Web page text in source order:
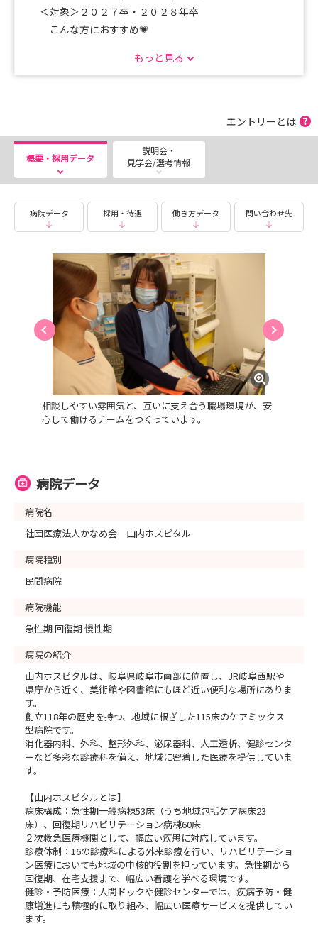
＜対象＞２０２７卒・２０２８年卒
こんな方におすすめ💗
・病棟の雰囲気が知りたい。
・病院内見学
・先輩看護師と病棟看護を体験
・先輩看護師との交流
す。
＜持ち物＞実習着・ナースシューズ
🌻2027年度採用の職員採用試験の受付中です。当院宛に
履歴書をお送りください。
もっと見る
エントリーとは
概要・採用データ
説明会・
見学会/選考情報
病院データ 採用・待遇 働き方データ 問い合わせ先
相談しやすい雰囲気と、互いに支え合う職場環境が、安
心して働けるチームをつくっています。
病院データ
病院名
社団医療法人かなめ会 山内ホスピタル
病院種別
民間病院
病院機能
急性期 回復期 慢性期
病院の紹介
山内ホスピタルは、岐阜県岐阜市南部に位置し、JR岐阜西駅や
県庁から近く、美術館や図書館にもほど近い便利な場所にありま
す。
創立118年の歴史を持つ、地域に根ざした115床のケアミックス
型病院です。
消化器内科、外科、整形外科、泌尿器科、人工透析、健診センタ
ーなど多彩な診療科を備え、地域に密着した医療を提供していま
す。
【山内ホスピタルとは】
病床構成：急性期一般病棟53床（うち地域包括ケア病床23
床）、回復期リハビリテーション病棟60床
２次救急医療機関として、幅広い疾患に対応しています。
診療体制：16の診療科による外来診療を行い、リハビリテーショ
ン医療においても地域の中核的役割を担っています。急性期から
回復期、在宅支援まで、幅広い看護を学べる環境です。
健診・予防医療：人間ドックや健診センターでは、疾病予防・健
康増進にも積極的に取り組み、幅広い医療サービスを提供してい
ます。